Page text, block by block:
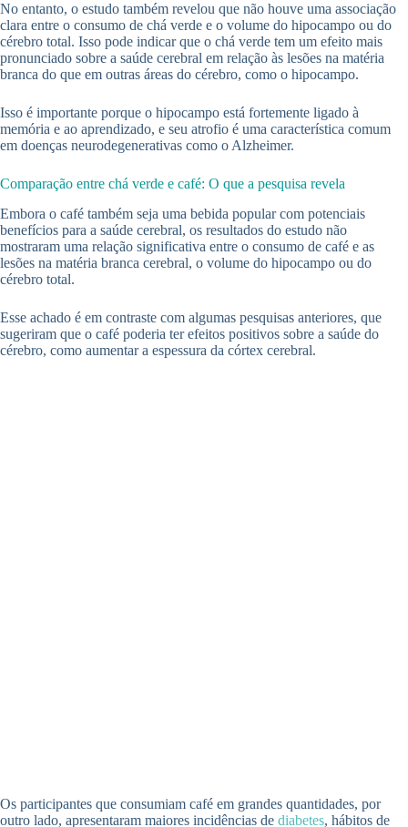
No entanto, o estudo também revelou que não houve uma associação
clara entre o consumo de chá verde e o volume do hipocampo ou do
cérebro total. Isso pode indicar que o chá verde tem um efeito mais
pronunciado sobre a saúde cerebral em relação às lesões na matéria
branca do que em outras áreas do cérebro, como o hipocampo.
Isso é importante porque o hipocampo está fortemente ligado à
memória e ao aprendizado, e seu atrofio é uma característica comum
em doenças neurodegenerativas como o Alzheimer.
Comparação entre chá verde e café: O que a pesquisa revela
Embora o café também seja uma bebida popular com potenciais
benefícios para a saúde cerebral, os resultados do estudo não
mostraram uma relação significativa entre o consumo de café e as
lesões na matéria branca cerebral, o volume do hipocampo ou do
cérebro total.
Esse achado é em contraste com algumas pesquisas anteriores, que
sugeriram que o café poderia ter efeitos positivos sobre a saúde do
cérebro, como aumentar a espessura da córtex cerebral.
Os participantes que consumiam café em grandes quantidades, por
outro lado, apresentaram maiores incidências de diabetes, hábitos de